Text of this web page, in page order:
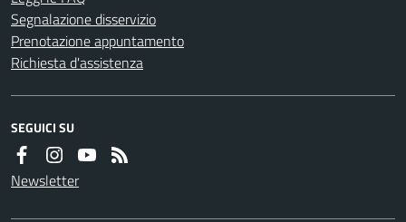
Segnalazione disservizio
Prenotazione appuntamento
Richiesta d'assistenza
SEGUICI SU
Newsletter